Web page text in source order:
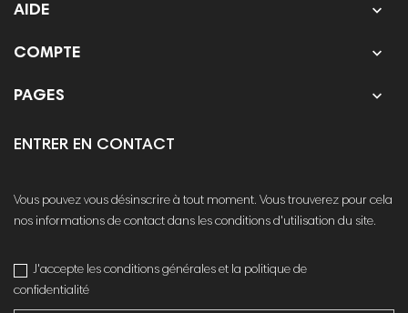
AIDE 
COMPTE 
PAGES 
ENTRER EN CONTACT
Vous pouvez vous désinscrire à tout moment. Vous trouverez pour cela
nos informations de contact dans les conditions d'utilisation du site.
J'accepte les conditions générales et la politique de
confidentialité